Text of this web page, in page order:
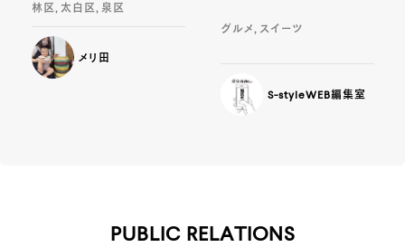
林区, 太白区, 泉区
メリ田
グルメ, スイーツ
S-styleWEB編集室
PUBLIC RELATIONS